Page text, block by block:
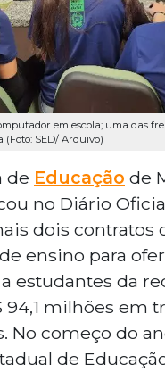
em escola; uma das
(Foto: SED/ Arquivo)
de Educação de
no Diário
dois contratos
ensino para
estudantes da
94,1 milhões em
No começo do
de